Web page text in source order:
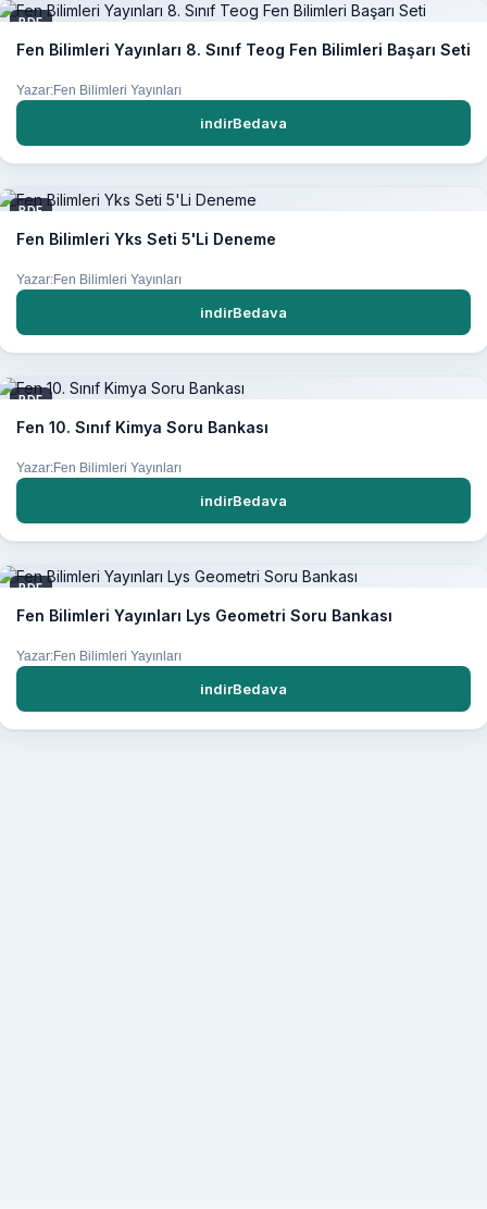
PDF
Fen Bilimleri Yayınları 8. Sınıf Teog Fen Bilimleri Başarı Seti
Yazar:Fen Bilimleri Yayınları
indirBedava
PDF
Fen Bilimleri Yks Seti 5'Li Deneme
Yazar:Fen Bilimleri Yayınları
indirBedava
PDF
Fen 10. Sınıf Kimya Soru Bankası
Yazar:Fen Bilimleri Yayınları
indirBedava
PDF
Fen Bilimleri Yayınları Lys Geometri Soru Bankası
Yazar:Fen Bilimleri Yayınları
indirBedava